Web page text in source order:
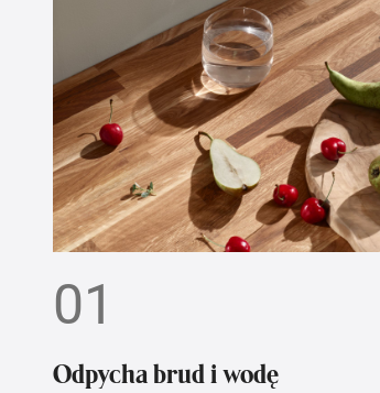
01
Odpycha brud i wodę